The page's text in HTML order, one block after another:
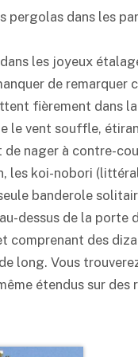
dans les
les joyeux
de remarquer
fièrement dans
le vent souffle,
nager à contre-
les koi-nobori
banderole
dessus de la porte
comprenant des
long. Vous
étendus sur des